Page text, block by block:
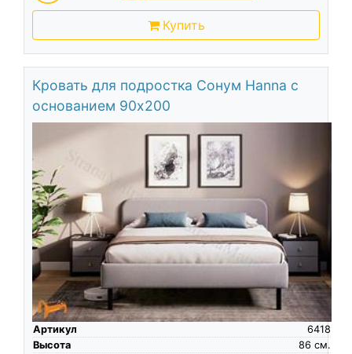
Купить
Кровать для подростка Сонум Hanna с
основанием 90х200
Артикул
6418
Высота
см.
86